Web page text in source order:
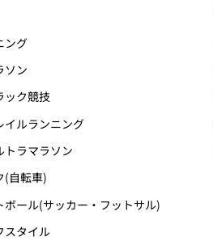
ング
ン
ク競技
ルランニング
ラマラソン
(自転車)
ボール(サッカー・フットサル)
スタイル